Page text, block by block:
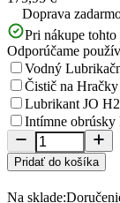
Doprava
Pri nákupe
Odporúčame
Vodný
Čistič na
Lubrikant JO
Intímne obrúsky
Pridať do košíka
Na sklade: